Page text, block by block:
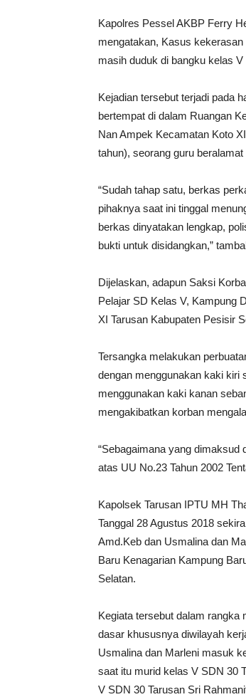
Kapolres Pessel AKBP Ferry
mengatakan, Kasus
masih duduk di bangku kelas
Kejadian tersebut terjadi pada
bertempat di dalam Ruangan
Nan Ampek Kecamatan Koto
tahun), seorang guru beralamat
“Sudah tahap satu, berkas
pihaknya saat ini tinggal
berkas dinyatakan lengkap,
bukti untuk disidangkan,”
Dijelaskan, adapun Saksi
Pelajar SD Kelas V, Kampung
XI Tarusan Kabupaten Pesisir
Tersangka melakukan
dengan menggunakan kaki kiri
menggunakan kaki kanan
mengakibatkan korban
“Sebagaimana yang dimaksud
atas UU No.23 Tahun 2002
Kapolsek Tarusan IPTU MH
Tanggal 28 Agustus 2018
Amd.Keb dan Usmalina dan
Baru Kenagarian Kampung
Selatan.
Kegiata tersebut dalam
dasar khususnya diwilayah
Usmalina dan Marleni masuk
saat itu murid kelas V SDN 30
V SDN 30 Tarusan Sri